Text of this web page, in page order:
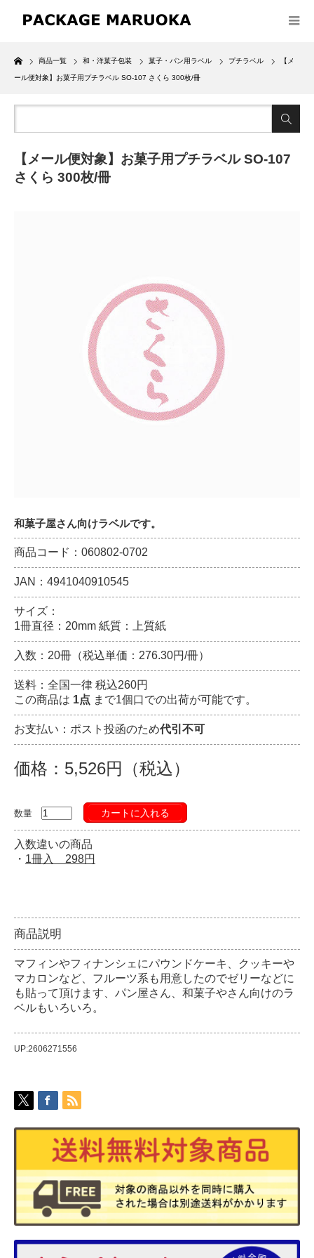
Home
商品一覧 和・洋菓子包装 菓子・パン用ラベル プチラベル 【メ
ール便対象】お菓子用プチラベル SO-107 さくら 300枚/冊
【メール便対象】お菓子用プチラベル SO-107
さくら 300枚/冊
和菓子屋さん向けラベルです。
商品コード：060802-0702
JAN：4941040910545
サイズ：
1冊直径：20mm 紙質：上質紙
入数：20冊（税込単価：276.30円/冊）
送料：全国一律 税込260円
この商品は 1点 まで1個口での出荷が可能です。
お支払い：ポスト投函のため代引不可
価格：5,526円（税込）
数量 カートに入れる
入数違いの商品
・ 1冊入 298円
商品説明
マフィンやフィナンシェにパウンドケーキ、クッキーや
マカロンなど、フルーツ系も用意したのでゼリーなどに
も貼って頂けます、パン屋さん、和菓子やさん向けのラ
ベルもいろいろ。
UP:2606271556